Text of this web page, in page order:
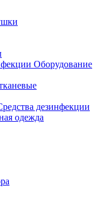
Оборудование
дезинфекции
одежда